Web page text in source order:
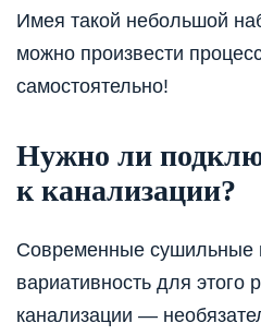
Имея такой небольшой
можно произвести
самостоятельно!
Нужно ли
к канализации?
Современные
вариативность для
канализации —